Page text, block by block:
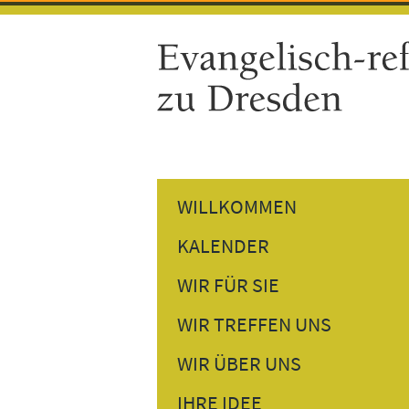
WILLKOMMEN
KALENDER
GOTTESDIENSTE
GEMEINDETERMINE
WIR FÜR SIE
PREDIGTEN NACHHÖREN
PERSÖNLICHES GESPRÄCH
WIR TREFFEN UNS
DONNERSTAGSTREFF
GESPRÄCH AM NACHMITTAG
WIR ÜBER UNS
UNSER PFARRER
IHRE IDEE